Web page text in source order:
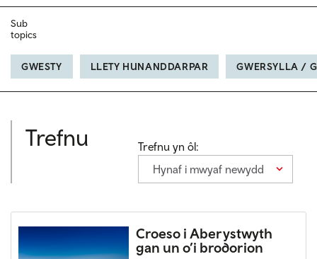
Sub
topics
GWESTY LLETY HUNANDDARPAR GWERSYLLA /
Trefnu
Trefnu yn ôl:
Hynaf i mwyaf newydd
Croeso i Aberystwyth
gan un o’i brodorion